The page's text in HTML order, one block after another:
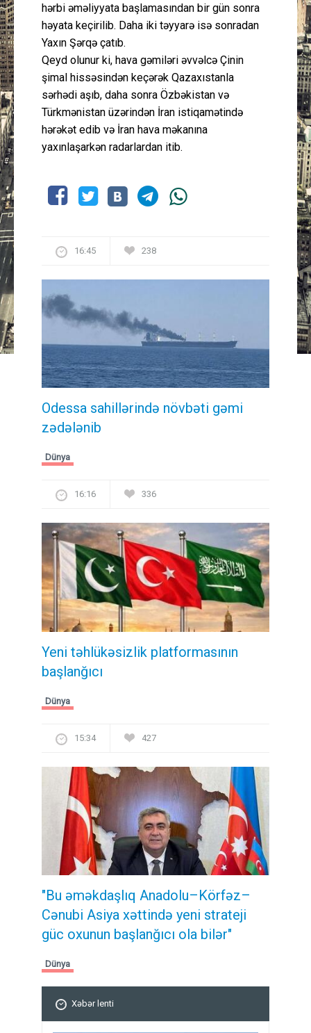
hərbi əməliyyata başlamasından bir gün sonra
həyata keçirilib. Daha iki təyyarə isə sonradan
Yaxın Şərqə çatıb.
Qeyd olunur ki, hava gəmiləri əvvəlcə Çinin
şimal hissəsindən keçərək Qazaxıstanla
sərhədi aşıb, daha sonra Özbəkistan və
Türkmənistan üzərindən İran istiqamətində
hərəkət edib və İran hava məkanına
yaxınlaşarkən radarlardan itib.
16:45 238
Odessa sahillərində növbəti gəmi
zədələnib
Dünya
16:16 336
Yeni təhlükəsizlik platformasının
başlanğıcı
Dünya
15:34 427
"Bu əməkdaşlıq Anadolu–Körfəz–
Cənubi Asiya xəttində yeni strateji
güc oxunun başlanğıcı ola bilər"
Dünya
Xəbər lenti